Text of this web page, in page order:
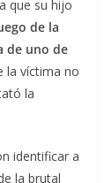
que su hijo
de la
de uno de
la víctima no
la
identificar a
la brutal